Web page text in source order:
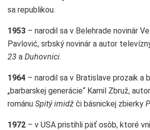
sa republikou.
1953 – narodil sa v Belehrade novinár
Pavlović, srbský novinár a autor
23 a Duhovnici.
1964 – narodil sa v Bratislave prozaik a
„barbarskej generácie“ Kamil Zbruž,
románu Spitý imidž či básnickej zbierky
1972 – v USA pristihli päť osôb, ktoré